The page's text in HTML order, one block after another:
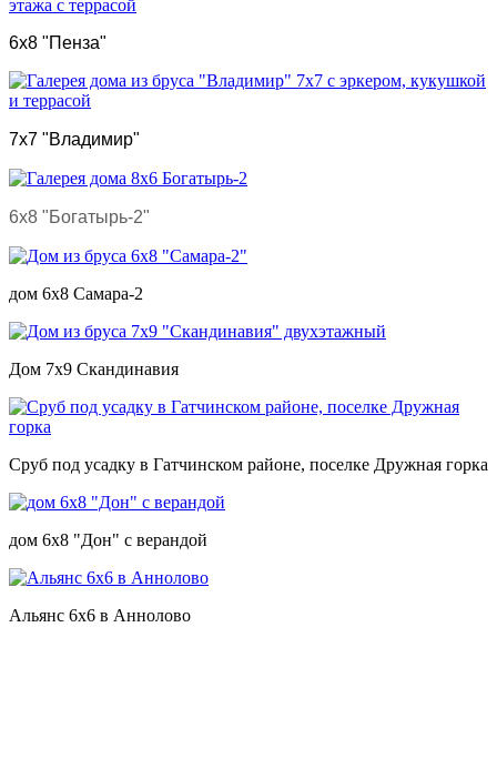
6х8 "Пенза"
7х7 "Владимир"
6х8 "Богатырь-2"
дом 6х8 Самара-2
Дом 7х9 Скандинавия
Сруб под усадку в Гатчинском районе, поселке Дружная горка
дом 6х8 "Дон" с верандой
Альянс 6х6 в Аннолово